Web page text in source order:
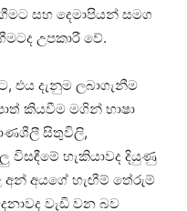
සහ දෙමාපියන් සමග
උපකාරී වේ.
එය දැනුම ලබාගැනීම
කියවීම මගින් භාෂා
සිතුවිලි,
හැකියාවද දියුණු
අයගේ හැඟීම් තේරුම්
වැඩි වන බව